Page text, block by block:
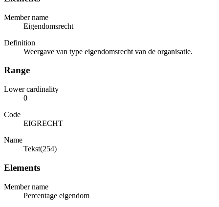
Member name
Eigendomsrecht
Definition
Weergave van type eigendomsrecht van de organisatie.
Range
Lower cardinality
0
Code
EIGRECHT
Name
Tekst(254)
Elements
Member name
Percentage eigendom